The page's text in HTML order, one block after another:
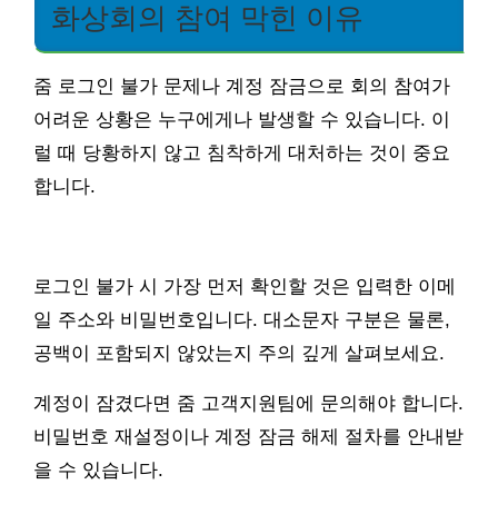
화상회의 참여 막힌 이유
줌 로그인 불가 문제나 계정 잠금으로 회의 참여가
어려운 상황은 누구에게나 발생할 수 있습니다. 이
럴 때 당황하지 않고 침착하게 대처하는 것이 중요
합니다.
로그인 불가 시 가장 먼저 확인할 것은 입력한 이메
일 주소와 비밀번호입니다. 대소문자 구분은 물론,
공백이 포함되지 않았는지 주의 깊게 살펴보세요.
계정이 잠겼다면 줌 고객지원팀에 문의해야 합니다.
비밀번호 재설정이나 계정 잠금 해제 절차를 안내받
을 수 있습니다.